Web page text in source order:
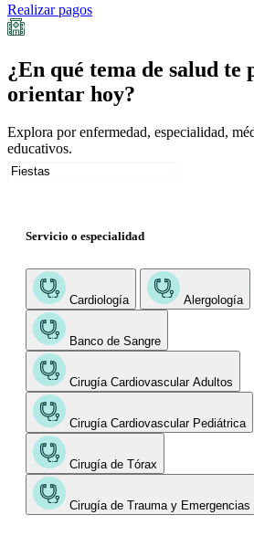
Realizar pagos
¿En qué tema de salud te
orientar hoy?
Explora por enfermedad, especialidad,
educativos.
Servicio o especialidad
Cardiología Alergología
Banco de Sangre
Cirugía Cardiovascular Adultos
Cirugía Cardiovascular Pediátrica
Cirugía de Tórax
Cirugía de Trauma y Emergencias